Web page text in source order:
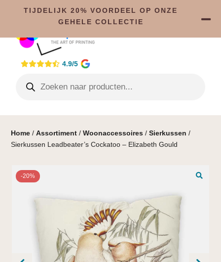
4.9/5
Home /Assortiment /Woonaccessoires /Sierkussen /
Sierkussen Leadbeater’s Cockatoo – Elizabeth Gould
-20%
TIJDELIJK 20% VOORDEEL OP ONZE
GEHELE COLLECTIE